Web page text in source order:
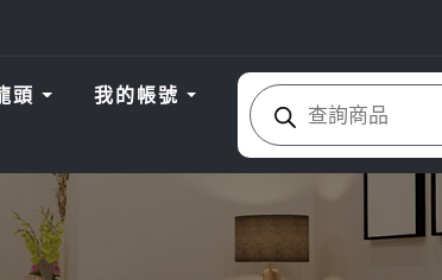
頭 我的帳號 Products
search